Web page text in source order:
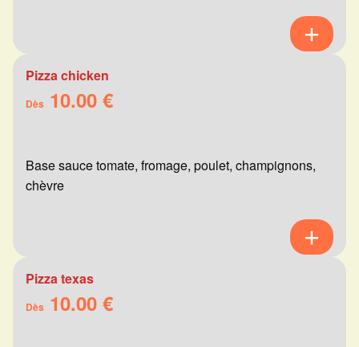
Pizza chicken
Dès 10.00 €
Base sauce tomate, fromage, poulet, champignons,
chèvre
Pizza texas
Dès 10.00 €